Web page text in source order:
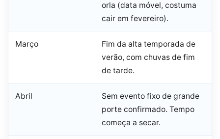
orla (data móvel, costuma
cair em fevereiro).
Março
Fim da alta temporada de
verão, com chuvas de fim
de tarde.
Abril
Sem evento fixo de grande
porte confirmado. Tempo
começa a secar.